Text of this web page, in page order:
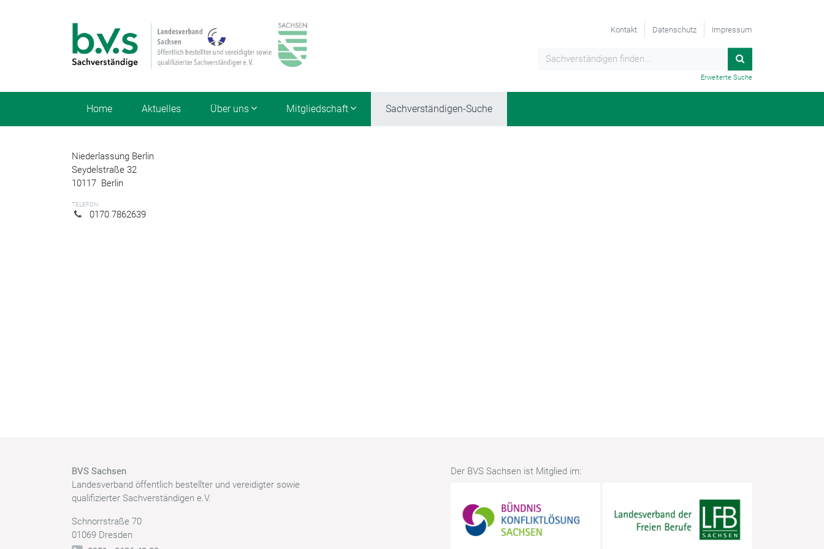
Kontakt Datenschutz Impressum
Erweiterte Suche
Home Aktuelles Über uns Mitgliedschaft Sachverständigen-Suche
Niederlassung Berlin
Seydelstraße 32
10117 Berlin
TELEFON:
0170 7862639
BVS Sachsen
Landesverband öffentlich bestellter und vereidigter sowie
qualifizierter Sachverständigen e.V.
Schnorrstraße 70
01069 Dresden
Der BVS Sachsen ist Mitglied im: